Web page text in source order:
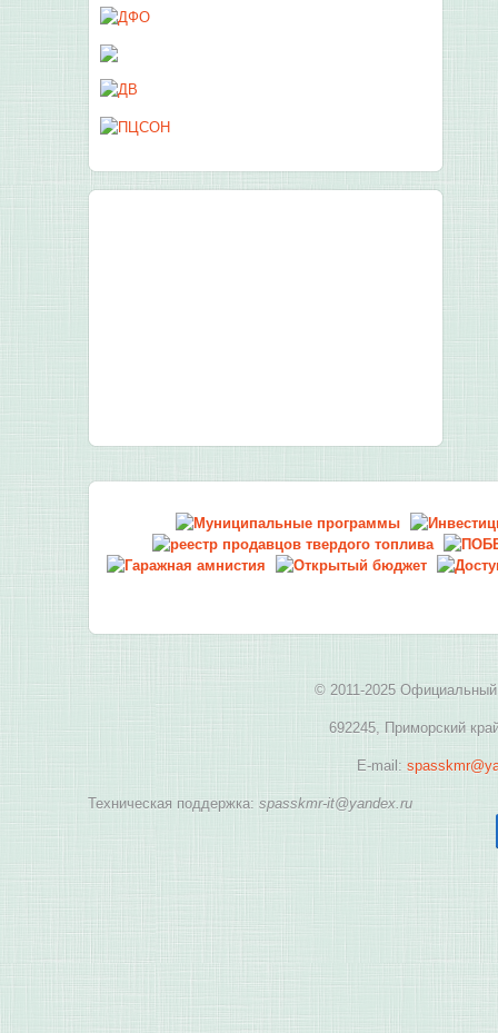
© 2011-2025 Официальный
692245, Приморский
E-mail:
Техническая поддержка: spasskmr-it@yandex.ru